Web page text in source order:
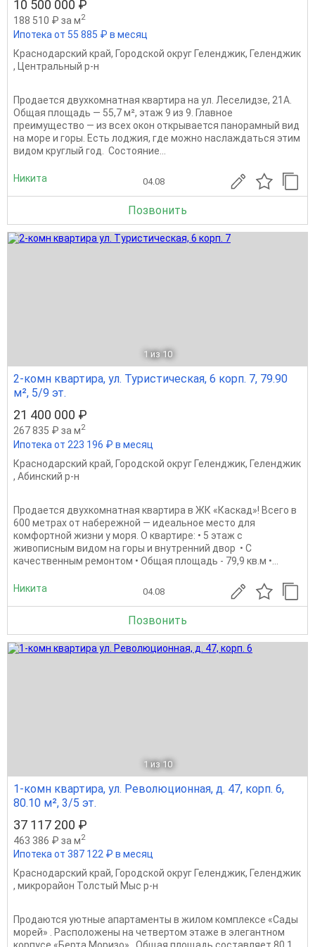
10 500 000 ₽
188 510 ₽ за м2
Ипотека от 55 885 ₽ в месяц
Краснодарский край, Городской округ Геленджик, Геленджик
,
Центральный р-н
Продается двухкомнатная квартира на ул. Леселидзе, 21А.
Общая площадь — 55,7 м², этаж 9 из 9. Главное
преимущество — из всех окон открывается панорамный вид
на море и горы. Есть лоджия, где можно наслаждаться этим
видом круглый год. ️ Состояние...
Никита 04.08
Позвонить
1 из 10
2-комн квартира, ул. Туристическая, 6 корп. 7, 79.90
м², 5/9 эт.
21 400 000 ₽
267 835 ₽ за м2
Ипотека от 223 196 ₽ в месяц
Краснодарский край, Городской округ Геленджик, Геленджик
, Абинский р-н
Продается двухкомнатная квартира в ЖК «Каскад»! Всего в
600 метрах от набережной — идеальное место для
комфортной жизни у моря. О квартире: • 5 этаж с
живописным видом на горы и внутренний двор ️ • С
качественным ремонтом • Общая площадь - 79,9 кв.м •...
Никита 04.08
Позвонить
1 из 10
1-комн квартира, ул. Революционная, д. 47, корп. 6,
80.10 м², 3/5 эт.
37 117 200 ₽
463 386 ₽ за м2
Ипотека от 387 122 ₽ в месяц
Краснодарский край, Городской округ Геленджик, Геленджик
, микрорайон Толстый Мыс р-н
Продаются уютные апартаменты в жилом комплексе «Сады
морей» . Расположены на четвертом этаже в элегантном